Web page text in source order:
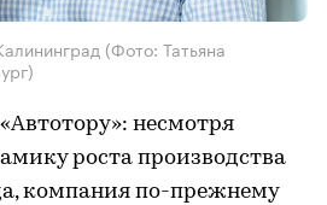
(Фото: Татьяна
несмотря
роста производства
компания по-прежнему